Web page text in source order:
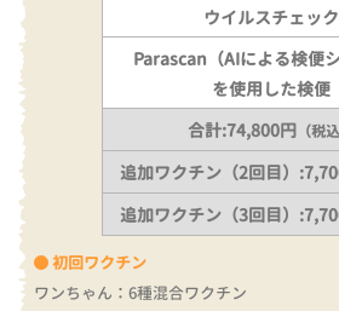
初回ワクチン
ワンちゃん：6種混合ワクチン
ウイルスチェック
Parascan（AIによる検便シ
を使用した検便
合計:74,800円 （税
追加ワクチン（2回目）
追加ワクチン（3回目）